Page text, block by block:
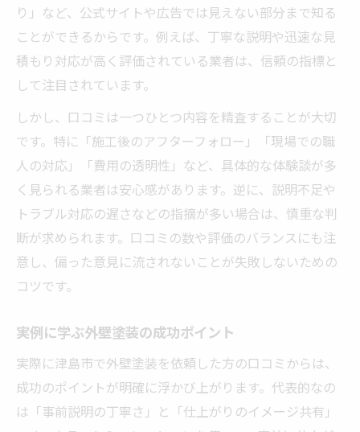
外壁塗装費用の比較で失敗を防ぐ方法
口コミで分かる外壁塗装費用の目安
外壁塗装費用と品質のバランスを考える
費用相場を口コミと実例で徹底解説
納得できる外壁塗装費用比較のポイント
満足度アップへ導く口コミの見極め方
外壁塗装口コミの信頼度を見極める法則
満足度が高い外壁塗装口コミの選び方
信頼できる外壁塗装口コミの特徴とは
本当に役立つ外壁塗装口コミの判断基準
外壁塗装で後悔しない業者選択の極意
業者選びに口コミを取り入れる理由
外壁塗装業者選びに必要な知識とは
優良な外壁塗装業者の見極めポイント
り」など、公式サイトや広告では見えない部分まで知る
ことができるからです。例えば、丁寧な説明や迅速な見
積もり対応が高く評価されている業者は、信頼の指標と
して注目されています。
しかし、口コミは一つひとつ内容を精査することが大切
です。特に「施工後のアフターフォロー」「現場での職
人の対応」「費用の透明性」など、具体的な体験談が多
く見られる業者は安心感があります。逆に、説明不足や
トラブル対応の遅さなどの指摘が多い場合は、慎重な判
断が求められます。口コミの数や評価のバランスにも注
意し、偏った意見に流されないことが失敗しないための
コツです。
実例に学ぶ外壁塗装の成功ポイント
実際に津島市で外壁塗装を依頼した方の口コミからは、
成功のポイントが明確に浮かび上がります。代表的なの
は「事前説明の丁寧さ」と「仕上がりのイメージ共有」